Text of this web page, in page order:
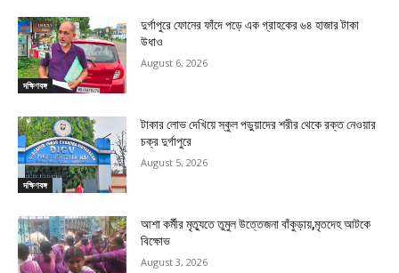
দক্ষিণবঙ্গ
দুর্গাপুরে ফোনের ফাঁদে পড়ে এক গ্রাহকের ৬৪ হাজার টাকা
উধাও
August 6, 2026
দক্ষিণবঙ্গ
টাকার লোভ দেখিয়ে স্কুল পড়ুয়াদের শরীর থেকে রক্ত নেওয়ার
চক্র দুর্গাপুরে
August 5, 2026
আশা কর্মীর মৃত্যুতে তুমুল উত্তেজনা বাঁকুড়ায়,মৃতদেহ আটকে
বিক্ষোভ
August 3, 2026